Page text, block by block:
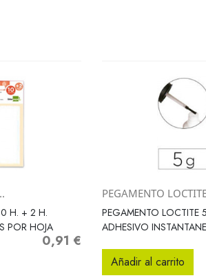
H. + 2 H.
POR HOJA
Precio
0,91 €

PEGAMENTO
PEGAMENTO LOCTITE
ADHESIVO
Añadir al carrito